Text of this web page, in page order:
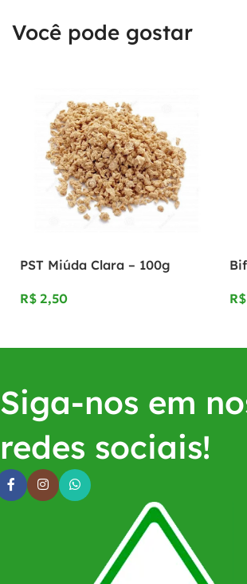
Você pode gostar
PST Miúda Clara – 100g
R$ R$
Siga-nos em
redes sociais!